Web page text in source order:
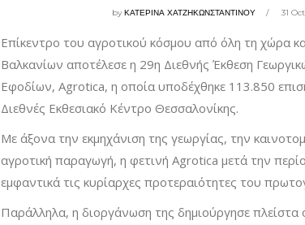
byΚΑΤΕΡΙΝΑ ΧΑΤΖΗΚΩΝΣΤΑΝΤΙΝΟΥ 31
Επίκεντρο του αγροτικού κόσμου από όλη τη χώρα
Βαλκανίων αποτέλεσε η 29η Διεθνής Έκθεση
Εφοδίων, Agrotica, η οποία υποδέχθηκε 113.850
Διεθνές Εκθεσιακό Κέντρο Θεσσαλονίκης.
Με άξονα την εκμηχάνιση της γεωργίας, την
αγροτική παραγωγή, η φετινή Agrotica μετά την
εμφαντικά τις κυρίαρχες προτεραιότητες του
Παράλληλα, η διοργάνωση της δημιούργησε πλείστα